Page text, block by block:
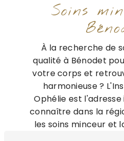
Soins
À la recherche de
qualité à Bénodet
votre corps et
harmonieuse ?
Ophélie est
connaître dans la
les soins minceur et
l'établissement